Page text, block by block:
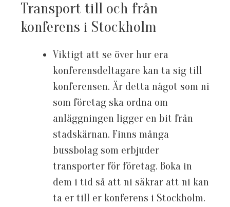
Transport till och från
konferens i Stockholm
Viktigt att se över hur era
konferensdeltagare kan ta sig till
konferensen. Är detta något som ni
som företag ska ordna om
anläggningen ligger en bit från
stadskärnan. Finns många
bussbolag som erbjuder
transporter för företag. Boka in
dem i tid så att ni säkrar att ni kan
ta er till er konferens i Stockholm.